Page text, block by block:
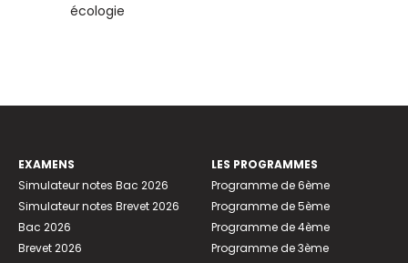
écologie
EXAMENS
Simulateur notes Bac 2026
Simulateur notes Brevet 2026
Bac 2026
Brevet 2026
LES PROGRAMMES
Programme de 6ème
Programme de 5ème
Programme de 4ème
Programme de 3ème